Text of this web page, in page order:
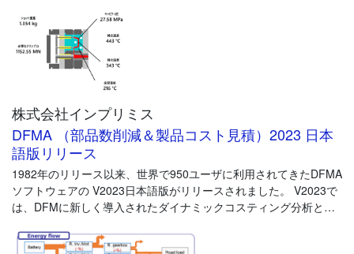
CSDは、各OEM固有のCAN BUS システムへのアクセスを可能に
するCAN信号解析システムです。主な用途は以下の通りです。
1) 電動車の熱マネジメントシステム解析、電費測定
ックの解析を可能にする CAN信号モニタが可能です。
・ 同時に最大10のECU通信を監視し、各システム間の複雑なCAN
通信を識別できます。
・ 新しい通信ネットワーク（Ethernet、FlexRay）にも対応可能で
す。
2) 試験時間、コスト、労力を大幅に削減
・ ベンチマーク車両の信号測定には車両に多くのセンサ装着が必
要になりますが、CSDは必要な信号の殆どをOBD診断用コネクタ
から取得できます。
株式会社インプリミス
DFMA （部品数削減＆製品コスト見積）2023 日本
語版リリース
1982年のリリース以来、世界で950ユーザに利用されてきたDFMA
ソフトウェアの V2023日本語版がリリースされました。 V2023で
は、DFMに新しく導入されたダイナミックコスティング分析と呼
できます。